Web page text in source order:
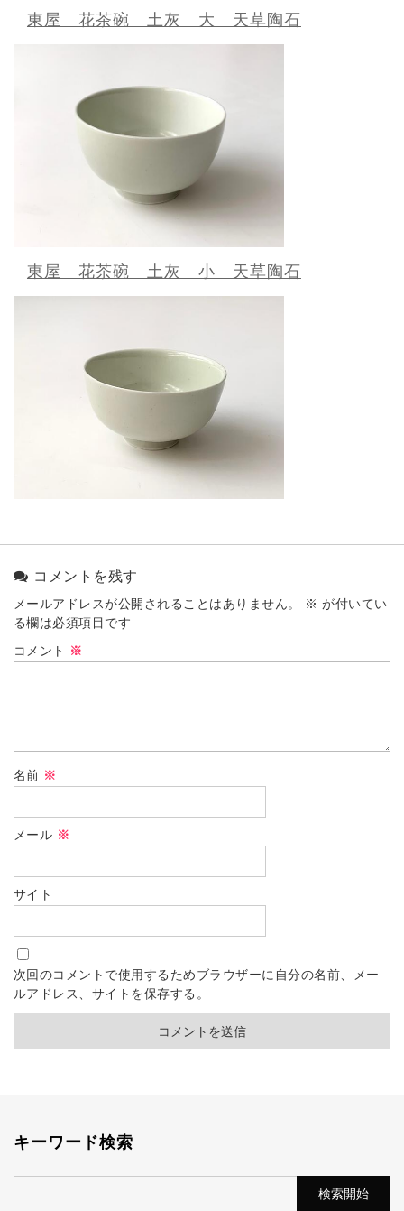
東屋 花茶碗 土灰 大 天草陶石
東屋 花茶碗 土灰 小 天草陶石
コメントを残す
メールアドレスが公開されることはありません。 ※ が付いてい
る欄は必須項目です
コメント ※
名前 ※
メール ※
サイト
次回のコメントで使用するためブラウザーに自分の名前、メー
ルアドレス、サイトを保存する。
キーワード検索